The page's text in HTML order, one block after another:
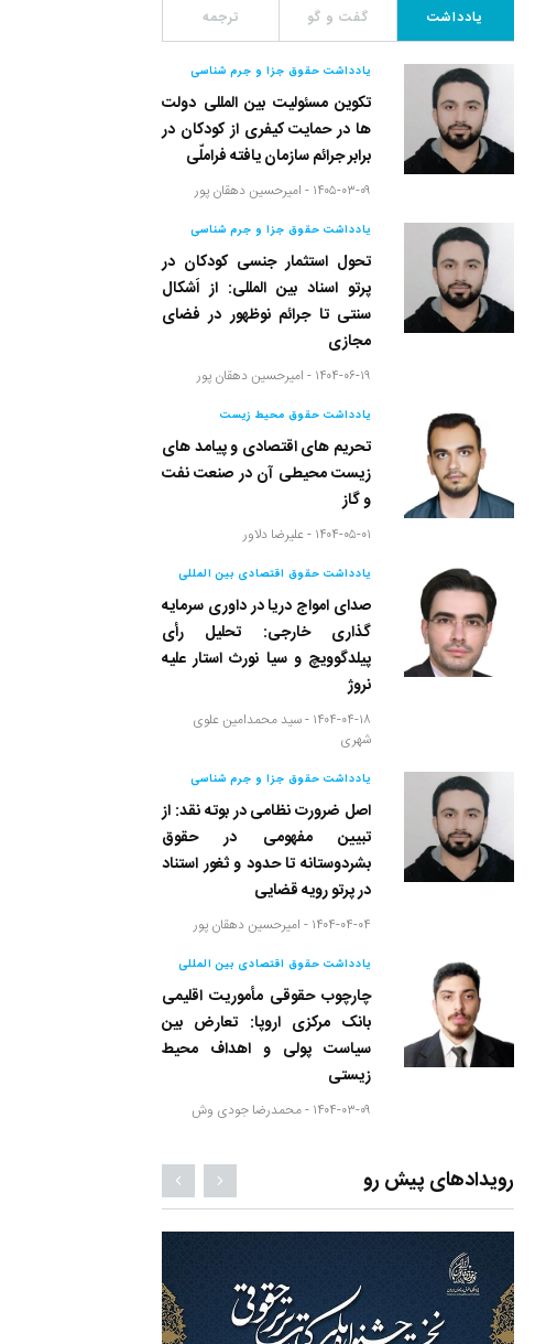
یادداشت گفت و گو ترجمه
یادداشت حقوق جزا و جرم شناسی
تکوین مسئولیت بین المللی دولت
ها در حمایت کیفری از کودکان در
برابر جرائم سازمان یافته فراملّی
۱۴۰۵-۰۳-۰۹ - امیرحسین دهقان پور
یادداشت حقوق جزا و جرم شناسی
تحول استثمار جنسی کودکان در
پرتو اسناد بین المللی: از اَشکال
سنتی تا جرائم نوظهور در فضای
مجازی
۱۴۰۴-۰۶-۱۹ - امیرحسین دهقان پور
یادداشت حقوق محیط زیست
تحریم های اقتصادی و پیامد های
زیست محیطی آن در صنعت نفت
و گاز
۱۴۰۴-۰۵-۰۱ - علیرضا دلاور
یادداشت حقوق اقتصادی بین المللی
صدای امواج دریا در داوری سرمایه
گذاری خارجی: تحلیل رأی
پیلدگوویچ و سیا نورث استار علیه
نروژ
۱۴۰۴-۰۴-۱۸ - سید محمدامین علوی
شهری
یادداشت حقوق جزا و جرم شناسی
اصل ضرورت نظامی در بوته نقد: از
تبیین مفهومی در حقوق
بشردوستانه تا حدود و ثغور استناد
در پرتو رویه قضایی
۱۴۰۴-۰۴-۰۴ - امیرحسین دهقان پور
یادداشت حقوق اقتصادی بین المللی
چارچوب حقوقی مأموریت اقلیمی
بانک مرکزی اروپا: تعارض بین
سیاست پولی و اهداف محیط
زیستی
۱۴۰۴-۰۳-۰۹ - محمدرضا جودی وش
رویدادهای پیش رو